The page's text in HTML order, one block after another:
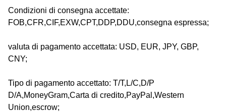
Condizioni di consegna accettate:
FOB,CFR,CIF,EXW,CPT,DDP,DDU,consegna espressa;
valuta di pagamento accettata: USD, EUR, JPY, GBP,
CNY;
Tipo di pagamento accettato: T/T,L/C,D/P
D/A,MoneyGram,Carta di credito,PayPal,Western
Union,escrow;